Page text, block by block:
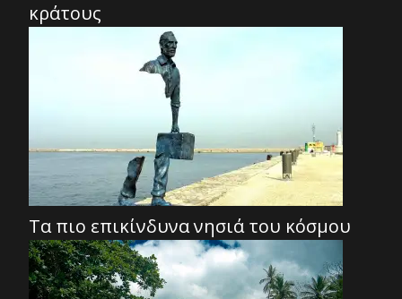
κράτους
Τα πιο επικίνδυνα νησιά του κόσμου